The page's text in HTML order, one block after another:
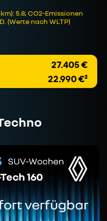
5.8; CO2-Emissionen
(Werte nach WLTP)
27.405 €
22.990 €²